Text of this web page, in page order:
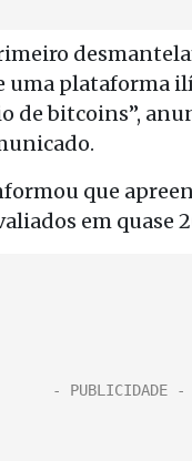
uma plataforma
de bitcoins”,
que
em quase